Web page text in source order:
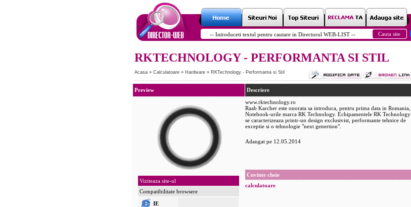
RKTECHNOLOGY - PERFORMANTA SI STIL
Acasa » Calculatoare » Hardware » RKTechnology - Performanta si Stil
Preview
Viziteaza site-ul
Compatibilitate browsere
IE
Descriere
www.rktechnology.ro
Raab Karcher este onorata sa introduca, pentru prima data in Romania,
Notebook-urile marca RK Technology. Echipamentele RK Technology
se caracterizeaza printr-un design exclusivist, performante tehnice de
exceptie si o tehnologie "next genertion".
Adaugat pe 12.05.2014
Cuvinte cheie
calculatoare